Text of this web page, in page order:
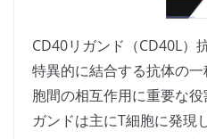
CD40リガンド（CD40L）
特異的に結合する抗体の
胞間の相互作用に重要な
ガンドは主にT細胞に発現